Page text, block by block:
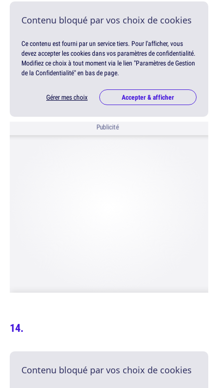
Contenu bloqué par vos choix de cookies
Ce contenu est fourni par un service tiers. Pour l'afficher, vous
devez accepter les cookies dans vos paramètres de confidentialité.
Modifiez ce choix à tout moment via le lien "Paramètres de Gestion
de la Confidentialité" en bas de page.
Gérer mes choix Accepter & afficher
Publicité
Contenu bloqué par vos choix de cookies